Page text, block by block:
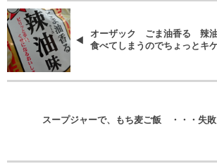
オーザック ごま油香る 辣
食べてしまうのでちょっとキ
スープジャーで、もち麦ご飯 ・・・失敗